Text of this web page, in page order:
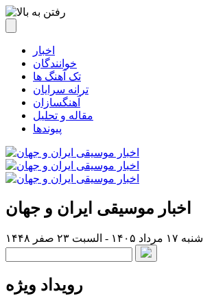
اخبار
خوانندگان
تک آهنگ ها
ترانه سرایان
آهنگسازان
مقاله و تحلیل
پیوندها
اخبار موسیقی ایران و جهان
شنبه ۱۷ مرداد ۱۴۰۵ - السبت ۲۳ صفر ۱۴۴۸
رویداد ویژه